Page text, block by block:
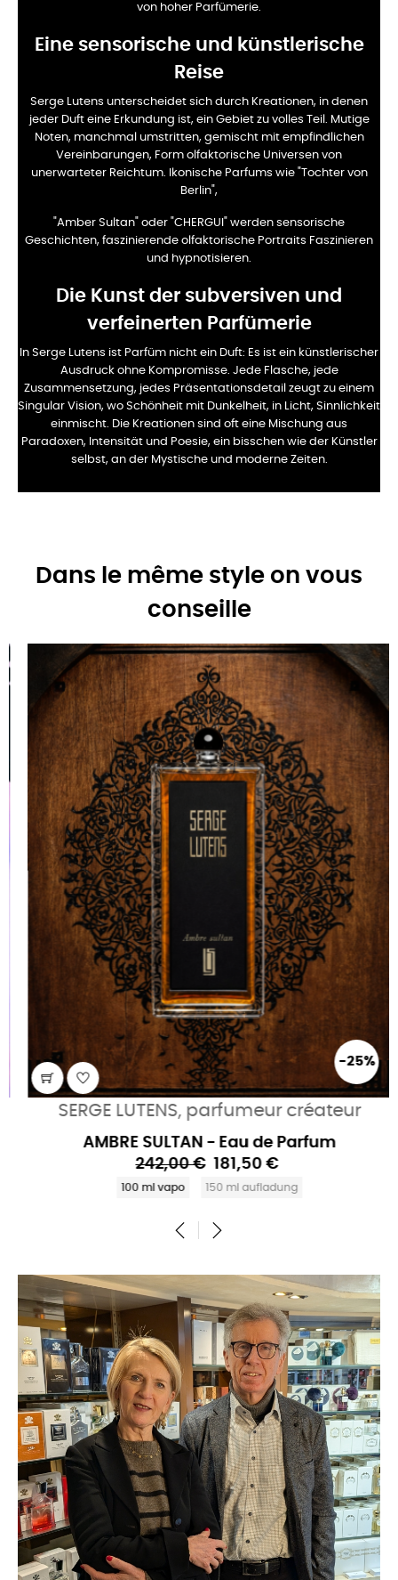
von hoher Parfümerie.
Eine sensorische und künstlerische
Reise
Serge Lutens unterscheidet sich durch Kreationen, in denen
jeder Duft eine Erkundung ist, ein Gebiet zu volles Teil. Mutige
Noten, manchmal umstritten, gemischt mit empfindlichen
Vereinbarungen, Form olfaktorische Universen von
unerwarteter Reichtum. Ikonische Parfums wie "Tochter von
Berlin",
"Amber Sultan" oder "CHERGUI" werden sensorische
Geschichten, faszinierende olfaktorische Portraits Faszinieren
und hypnotisieren.
Die Kunst der subversiven und
verfeinerten Parfümerie
In Serge Lutens ist Parfüm nicht ein Duft: Es ist ein künstlerischer
Ausdruck ohne Kompromisse. Jede Flasche, jede
Zusammensetzung, jedes Präsentationsdetail zeugt zu einem
Singular Vision, wo Schönheit mit Dunkelheit, in Licht, Sinnlichkeit
einmischt. Die Kreationen sind oft eine Mischung aus
Paradoxen, Intensität und Poesie, ein bisschen wie der Künstler
selbst, an der Mystische und moderne Zeiten.
Dans le même style on vous
conseille
-25%
SERGE LUTENS, parfumeur créateur
AMBRE SULTAN - Eau de Parfum
242,00 € 181,50 €
100 ml vapo 150 ml aufladung